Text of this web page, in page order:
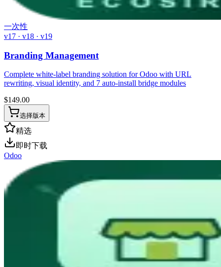
一次性
v17 · v18 · v19
Branding Management
Complete white-label branding solution for Odoo with URL
rewriting, visual identity, and 7 auto-install bridge modules
$149.00
选择版本
精选
即时下载
Odoo